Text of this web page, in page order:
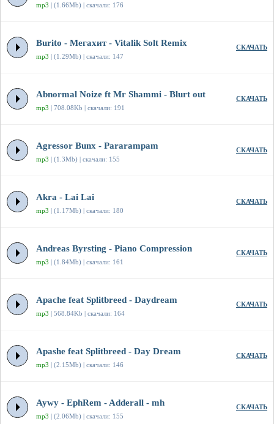
mp3 | (1.66Mb) | скачали: 176
Burito - Мегахит - Vitalik Solt Remix
mp3 | (1.29Mb) | скачали: 147
СКАЧАТЬ
Abnormal Noize ft Mr Shammi - Blurt out
mp3 | 708.08Kb | скачали: 191
СКАЧАТЬ
Agressor Bunx - Pararampam
mp3 | (1.3Mb) | скачали: 155
СКАЧАТЬ
Akra - Lai Lai
mp3 | (1.17Mb) | скачали: 180
СКАЧАТЬ
Andreas Byrsting - Piano Compression
mp3 | (1.84Mb) | скачали: 161
СКАЧАТЬ
Apache feat Splitbreed - Daydream
mp3 | 568.84Kb | скачали: 164
СКАЧАТЬ
Apashe feat Splitbreed - Day Dream
mp3 | (2.15Mb) | скачали: 146
СКАЧАТЬ
Aywy - EphRem - Adderall - mh
mp3 | (2.06Mb) | скачали: 155
СКАЧАТЬ